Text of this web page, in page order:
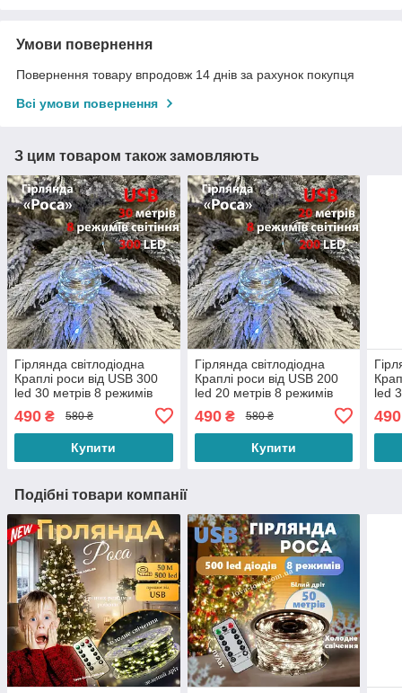
Умови повернення
Повернення товару впродовж 14 днів за рахунок покупця
Всі умови повернення
З цим товаром також замовляють
Гірлянда світлодіодна
Краплі роси від USB 300
led 30 метрів 8 режимів
світіння (холодний білий)
490 ₴ 580 ₴
Купити
Гірлянда світлодіодна
Краплі роси від USB 200
led 20 метрів 8 режимів
світіння (холодний білий)
490₴ 580 ₴
Купити
led
490
Подібні товари компанії